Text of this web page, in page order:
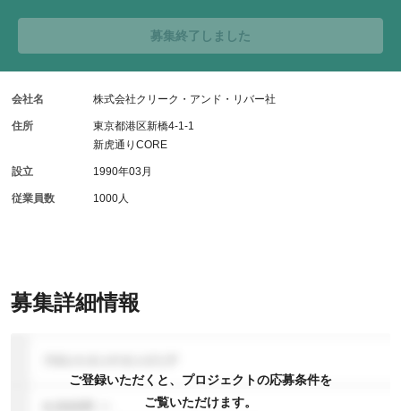
募集詳細情報
ご登録いただくと、プロジェクトの応募条件を
ご覧いただけます。
募集終了しました
会社名 株式会社クリーク・アンド・リバー社
住所
東京都港区新橋4-1-1
新虎通りCORE
設立 1990年03月
従業員数 1000人